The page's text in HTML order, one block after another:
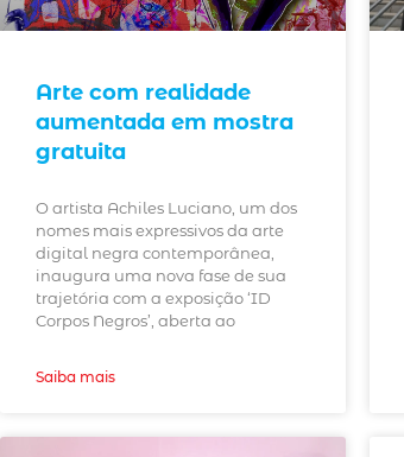
Arte com realidade
aumentada em mostra
gratuita
O artista Achiles Luciano, um dos
nomes mais expressivos da arte
digital negra contemporânea,
inaugura uma nova fase de sua
trajetória com a exposição ‘ID
Corpos Negros’, aberta ao
Saiba mais